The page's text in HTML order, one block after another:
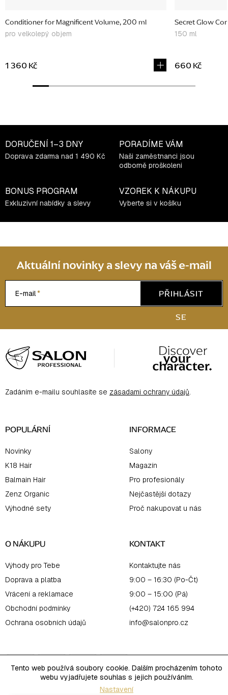
Tento web používá soubory cookie. Dalším procházením tohoto
webu vyjadřujete souhlas s jejich používáním.
Nastavení
Conditioner for Magnificent Volume, 200 ml
pro velkolepý objem
1 360 Kč
Secret Glow
150 ml
660 Kč
DORUČENÍ 1–3 DNY
Doprava zdarma nad 1 490 Kč
PORADÍME VÁM
Naši zaměstnanci jsou
odborně proškoleni
BONUS PROGRAM
Exkluzivní nabídky a slevy
VZOREK K NÁKUPU
Vyberte si v košíku
Aktuální novinky a slevy na váš e-mail
E-mail
PŘIHLÁSIT
SE
á
p
Zadáním e-mailu souhlasíte se zásadami ochrany údajů.
POPULÁRNÍ
Novinky
K18 Hair
Balmain Hair
Zenz Organic
Výhodné sety
INFORMACE
Salony
Magazín
Pro profesionály
Nejčastější dotazy
Proč nakupovat u nás
O NÁKUPU
Výhody pro Tebe
Doprava a platba
Vrácení a reklamace
Obchodní podmínky
Ochrana osobních údajů
KONTAKT
Kontaktujte nás
9:00 – 16:30 (Po-Čt)
9:00 – 15:00 (Pá)
(+420) 724 165 994
info@salonpro.cz